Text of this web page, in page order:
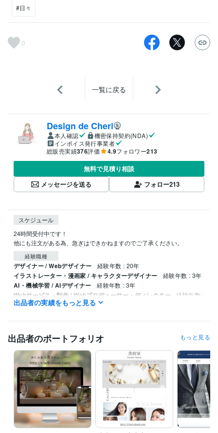
#日々
0
一覧に戻る
Design de Cheri
本人確認
機密保持契約(NDA)
インボイス発行事業者
総販売実績376評価 4.9フォロワー213
無料で見積り相談
メッセージを送る
フォロー213
スケジュール
24時間受付中です！
他にも注文がある為、急ぎはできかねますのでご了承ください。
経験職種
デザイナー / Webデザイナー 経験年数 : 20年
イラストレーター・漫画家 / キャラクターデザイナー 経験年数 : 3年
AI・機械学習 / AIデザイナー 経験年数 : 3年
Webサービス・制作 / Webプロデューサー・ディレクター
経験年数 :
10年
CSS:5年HTML:5年
ビジネス・クリエイティブツール
Wix:5年WordPress:15年Google スプレッドシート:5年Keynote:5年
PowerPoint:3年 Word:5年Google Analytics:10年
Google Search Console:10年
Adobe Photoshop:17年
Adobe Premiere Pro:5年CapCut:1年Adobe Illustrator:15年
STUDIO:1年Vrew:3年Canva:7年Figma:7年Adobe XD:15年
得意分野
出品者の実績をもっと見る
出品者のポートフォリオ もっと見る